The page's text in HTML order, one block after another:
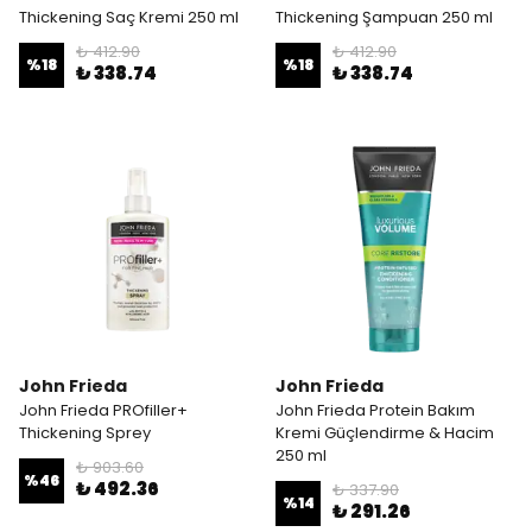
Thickening Saç Kremi 250 ml
%18
₺ 412.90
₺ 338.74
Thickening Şampuan 250 ml
%18
₺ 412.90
₺ 338.74
John Frieda
John Frieda PROfiller+
Thickening Sprey
%46
₺ 903.60
₺ 492.36
John Frieda
John Frieda Protein Bakım
Kremi Güçlendirme & Hacim
250 ml
%14
₺ 337.90
₺ 291.26